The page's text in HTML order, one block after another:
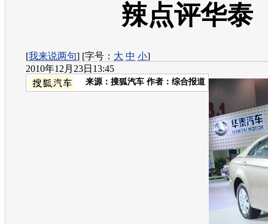
辣点评华泰
[我来说两句] [字号： 大 中 小]
2010年12月23日13:45
来源： 搜狐汽车 作者：综合报道